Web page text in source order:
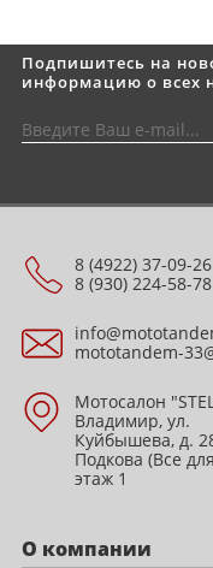
Подпишитесь на
информацию о всех
8 (4922) 37-09-26
8 (930) 224-58-78
mototandem-
Мотосалон
Владимир, ул.
Куйбышева, д.
Подкова (Все
этаж 1
О компании